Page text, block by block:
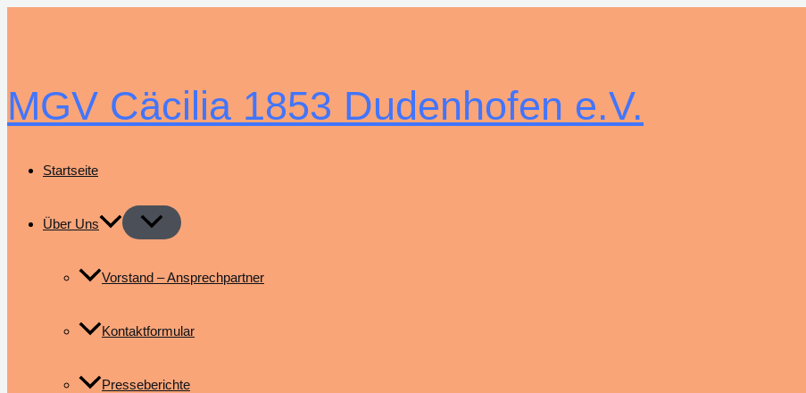
MGV Cäcilia 1853 Dudenhofen e.V.
Startseite
Über Uns
Vorstand – Ansprechpartner
Kontaktformular
Presseberichte